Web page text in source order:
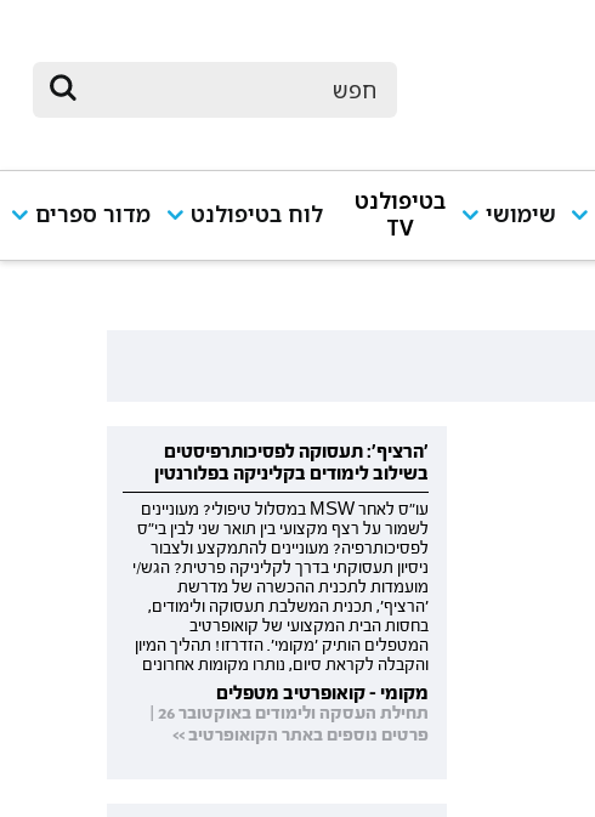
שימושי
בטיפולנט
TV
לוח בטיפולנט מדור ספרים
'הרציף': תעסוקה לפסיכותרפיסטים
בשילוב לימודים בקליניקה בפלורנטין
עו"ס לאחר MSW במסלול טיפולי? מעוניינים
לשמור על רצף מקצועי בין תואר שני לבין בי"ס
לפסיכותרפיה? מעוניינים להתמקצע ולצבור
ניסיון תעסוקתי בדרך לקליניקה פרטית? הגש/י
מועמדות לתכנית ההכשרה של מדרשת
'הרציף', תכנית המשלבת תעסוקה ולימודים,
בחסות הבית המקצועי של קואופרטיב
המטפלים הותיק 'מקומי'. הזדרזו! תהליך המיון
והקבלה לקראת סיום, נותרו מקומות אחרונים
מקומי - קואופרטיב מטפלים
תחילת העסקה ולימודים באוקטובר 26 |
פרטים נוספים באתר הקואופרטיב >>